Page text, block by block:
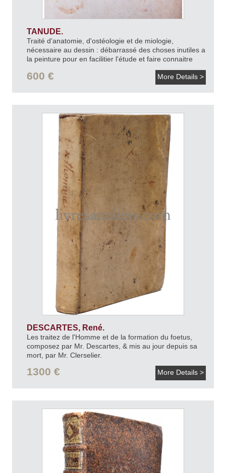
TANUDE.
Traité d'anatomie, d'ostéologie et de miologie,
nécessaire au dessin : débarrassé des choses inutiles a
la peinture pour en facilitier l'étude et faire connaitre
l'attache des muscles sur les os, ce qui se trouve
expliqué par la table et les lettres de renvoi, marqué
conformement sur chaque figures vuës de différents
côtés / par Tanude, anatomiste, et dessiné par
Naudet.[v.1800].
600 € More Details >
DESCARTES, René.
Les traitez de l'Homme et de la formation du foetus,
composez par Mr. Descartes, & mis au jour depuis sa
mort, par Mr. Clerselier.
Avec les remarques de Louys de La Forge.1680.
1300 € More Details >